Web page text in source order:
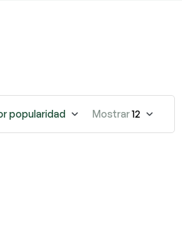
popularidad Mostrar12